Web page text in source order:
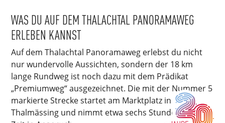
WAS DU AUF DEM THALACHTAL PANORAMAWEG
ERLEBEN KANNST
Auf dem Thalachtal Panoramaweg erlebst du nicht
nur wundervolle Aussichten, sondern der 18 km
lange Rundweg ist noch dazu mit dem Prädikat
„Premiumweg“ ausgezeichnet. Die mit der Nummer 5
markierte Strecke startet am Marktplatz in
Thalmässing und nimmt etwa sechs Stunden deiner